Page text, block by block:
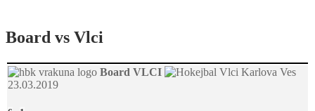
Board vs Vlci
Board VLCI
23.03.2019